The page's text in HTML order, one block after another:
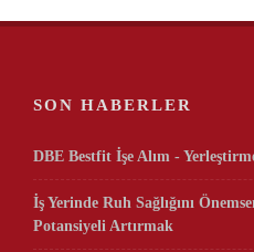
SON HABERLER
DBE Bestfit İşe Alım -
İş Yerinde Ruh Sağlığını
Potansiyeli Artırmak